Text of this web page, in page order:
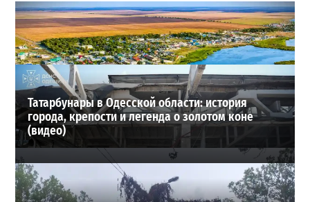
В Одессе выросло число пострадавших после атаки
реактивных дронов (фото)
2
24-07-2026 в 14:29
ВИБОР РЕДАКЦИИ
Татарбунары в Одесской области: история
города, крепости и легенда о золотом коне
(видео)